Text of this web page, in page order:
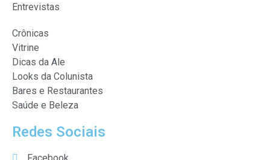
Entrevistas
Crônicas
Vitrine
Dicas da Ale
Looks da Colunista
Bares e Restaurantes
Saúde e Beleza
Redes Sociais